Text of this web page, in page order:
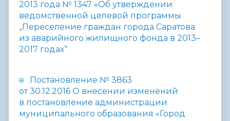
2013 года № 1347 «Об утверждении
ведомственной целевой программы
„Переселение граждан города Саратова
из аварийного жилищного фонда в 2013–
2017 годах“
Постановление № 3863
от 30.12.2016 О внесении изменений
в постановление администрации
муниципального образования «Город